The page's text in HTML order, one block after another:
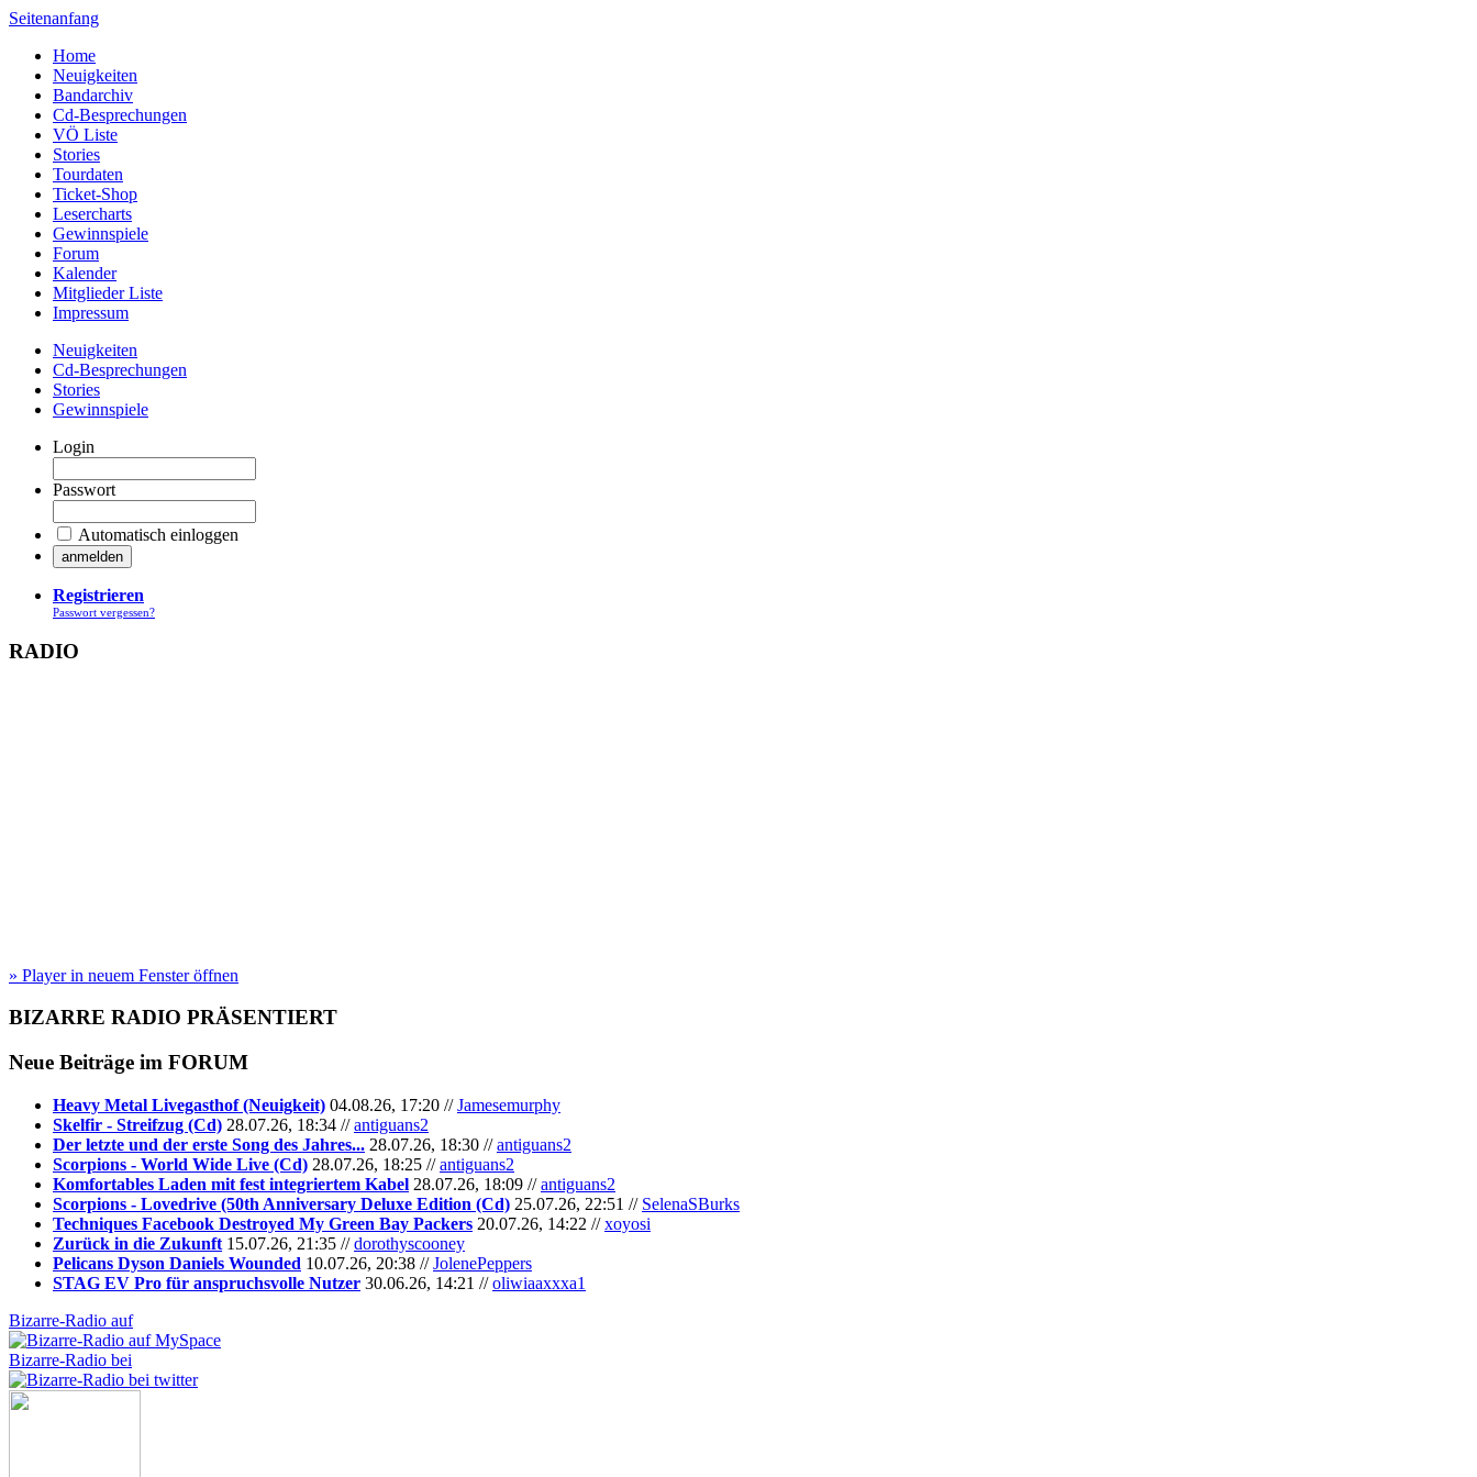
Seitenanfang
Home
Neuigkeiten
Bandarchiv
Cd-Besprechungen
VÖ Liste
Stories
Tourdaten
Ticket-Shop
Lesercharts
Gewinnspiele
Forum
Kalender
Mitglieder Liste
Impressum
Neuigkeiten
Cd-Besprechungen
Stories
Gewinnspiele
Login
Passwort
Automatisch einloggen
Registrieren
Passwort vergessen?
RADIO
» Player in neuem Fenster öffnen
BIZARRE RADIO PRÄSENTIERT
Neue Beiträge im FORUM
Heavy Metal Livegasthof (Neuigkeit) 04.08.26, 17:20 //Jamesemurphy
Skelfir - Streifzug (Cd) 28.07.26, 18:34 //antiguans2
Der letzte und der erste Song des Jahres... 28.07.26, 18:30 //antiguans2
Scorpions - World Wide Live (Cd) 28.07.26, 18:25 //antiguans2
Komfortables Laden mit fest integriertem Kabel 28.07.26, 18:09 //antiguans2
Scorpions - Lovedrive (50th Anniversary Deluxe Edition (Cd) 25.07.26, 22:51 // SelenaSBurks
Techniques Facebook Destroyed My Green Bay Packers 20.07.26, 14:22 //xoyosi
Zurück in die Zukunft 15.07.26, 21:35 //dorothyscooney
Pelicans Dyson Daniels Wounded 10.07.26, 20:38 //JolenePeppers
STAG EV Pro für anspruchsvolle Nutzer 30.06.26, 14:21 //oliwiaaxxxa1
Bizarre-Radio auf
Bizarre-Radio bei